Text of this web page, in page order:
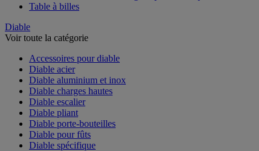
Table à billes
Diable
Voir toute la catégorie
Accessoires pour diable
Diable acier
Diable aluminium et inox
Diable charges hautes
Diable escalier
Diable pliant
Diable porte-bouteilles
Diable pour fûts
Diable spécifique